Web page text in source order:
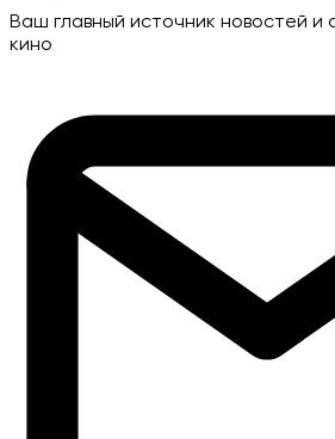
Ваш главный источник новостей и
кино